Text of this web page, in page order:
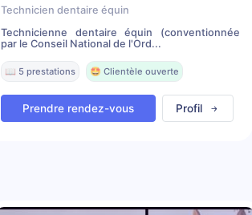
Technicien dentaire équin
Technicienne dentaire équin (conventionnée
par le Conseil National de l'Ord...
📖 5 prestations 🤩 Clientèle ouverte
Prendre rendez-vous Profil